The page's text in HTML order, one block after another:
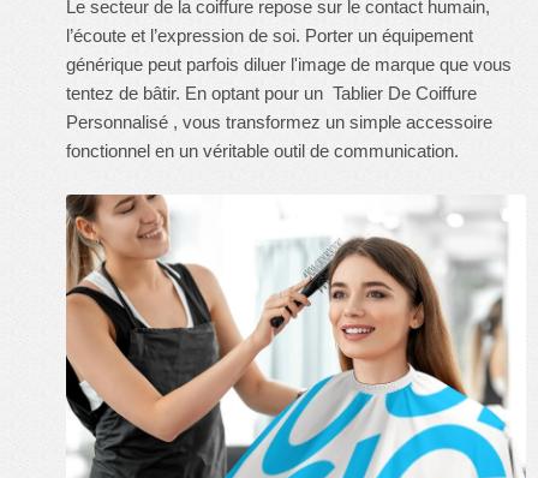
Le secteur de la coiffure repose sur le contact humain,
l’écoute et l’expression de soi. Porter un équipement
générique peut parfois diluer l'image de marque que vous
tentez de bâtir. En optant pour un Tablier De Coiffure
Personnalisé , vous transformez un simple accessoire
fonctionnel en un véritable outil de communication.